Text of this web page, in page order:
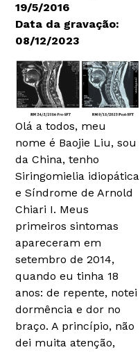
19/5/2016
Data da gravação:
08/12/2023
Olá a todos, meu
nome é Baojie Liu, sou
da China, tenho
Siringomielia idiopática
e Síndrome de Arnold
Chiari I. Meus
primeiros sintomas
apareceram em
setembro de 2014,
quando eu tinha 18
anos: de repente, notei
dormência e dor no
braço. A princípio, não
dei muita atenção,